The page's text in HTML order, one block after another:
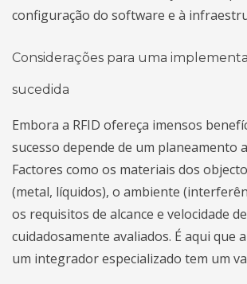
configuração do software e à
Considerações para uma
sucedida
Embora a RFID ofereça imensos
sucesso depende de um planeamento
Factores como os materiais dos
(metal, líquidos), o ambiente
os requisitos de alcance e velocidade
cuidadosamente avaliados. É aqui que
um integrador especializado tem um